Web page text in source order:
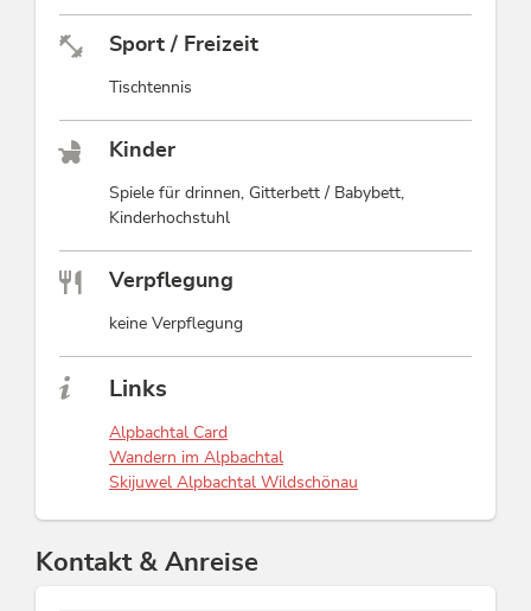
Sport / Freizeit
Tischtennis
Kinder
Spiele für drinnen, Gitterbett / Babybett,
Kinderhochstuhl
Verpflegung
keine Verpflegung
Links
Alpbachtal Card
Wandern im Alpbachtal
Skijuwel Alpbachtal Wildschönau
Kontakt & Anreise